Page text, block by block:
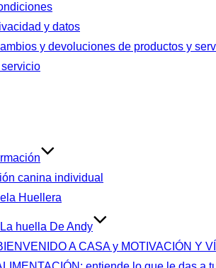
y datos
y devoluciones de productos y
canina individual
Huellera
huella De Andy
A CASA y MOTIVACIÓN Y